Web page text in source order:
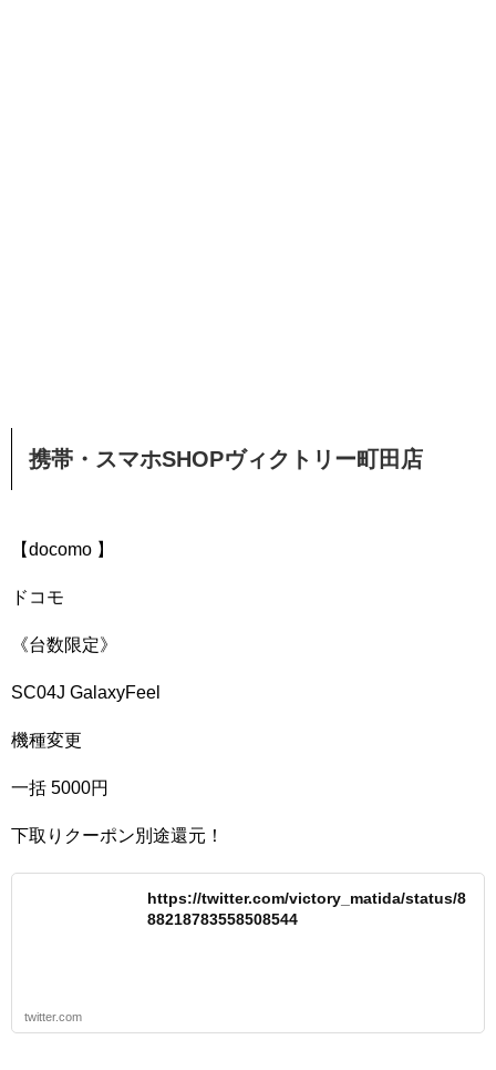
携帯・スマホSHOPヴィクトリー町田店
【docomo 】
ドコモ
《台数限定》
SC04J GalaxyFeel
機種変更
一括 5000円
下取りクーポン別途還元！
https://twitter.com/victory_matida/status/8
88218783558508544
twitter.com